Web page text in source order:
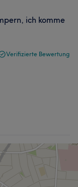
ich komme
Verifizierte Bewertung